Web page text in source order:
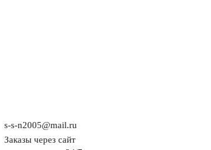
s-s-n2005@mail.ru
Заказы через сайт